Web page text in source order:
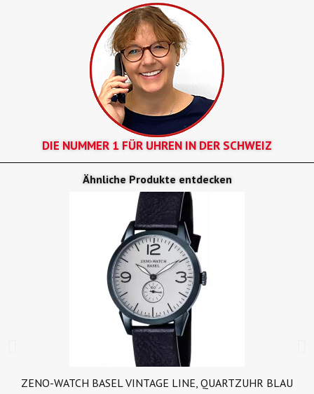
DIE NUMMER 1 FÜR UHREN IN DER SCHWEIZ
Ähnliche Produkte entdecken
ZENO-WATCH BASEL VINTAGE LINE, QUARTZUHR BLAU